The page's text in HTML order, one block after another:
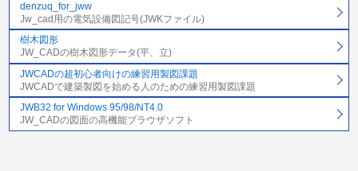
denzuq_for_jww
Jw_cad用の電気設備図記号(JWKファイル)
樹木図形
JW_CADの樹木図形データ(平、立)
JWCADの超初心者向けの練習用製図課題
JWCADで建築製図を始める人のための練習用製図課題
JWB32 for Windows 95/98/NT4.0
JW_CADの図面の高機能ブラウザソフト